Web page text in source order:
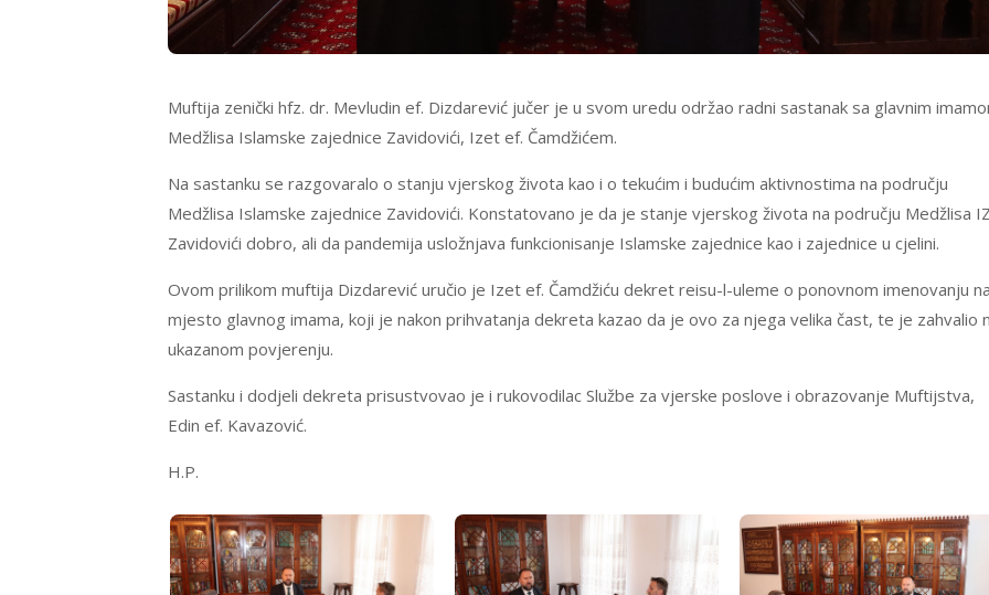
Muftija zenički hfz. dr. Mevludin ef. Dizdarević jučer je u svom uredu održao radni sastanak sa glavnim
Medžlisa Islamske zajednice Zavidovići, Izet ef. Čamdžićem.
Na sastanku se razgovaralo o stanju vjerskog života kao i o tekućim i budućim aktivnostima na području
Medžlisa Islamske zajednice Zavidovići. Konstatovano je da je stanje vjerskog života na području Medžlisa IZ
Zavidovići dobro, ali da pandemija usložnjava funkcionisanje Islamske zajednice kao i zajednice u cjelini.
Ovom prilikom muftija Dizdarević uručio je Izet ef. Čamdžiću dekret reisu-l-uleme o ponovnom imenovanju na
mjesto glavnog imama, koji je nakon prihvatanja dekreta kazao da je ovo za njega velika čast, te je zahvalio
ukazanom povjerenju.
Sastanku i dodjeli dekreta prisustvovao je i rukovodilac Službe za vjerske poslove i obrazovanje Muftijstva,
Edin ef. Kavazović.
H.P.